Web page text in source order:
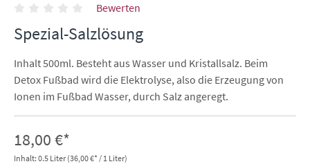
Bewerten
Spezial-Salzlösung
Inhalt 500ml. Besteht aus Wasser und Kristallsalz. Beim
Detox Fußbad wird die Elektrolyse, also die Erzeugung von
Ionen im Fußbad Wasser, durch Salz angeregt.
18,00 €*
Inhalt: 0.5 Liter (36,00 €* / 1 Liter)